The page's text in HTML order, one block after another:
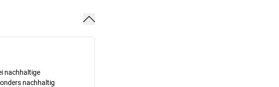
nachhaltige
nachhaltig